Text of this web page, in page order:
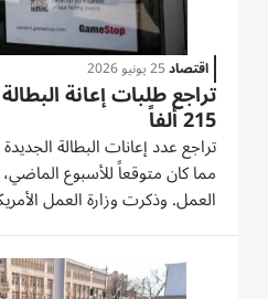
اقتصاد25 يونيو 2026
تراجع طلبات إعانة
215 ألفاً
تراجع عدد إعانات ‌البطالة
⁠مما كان متوقعاً ‌للأسبوع
العمل. وذكرت وزارة ‌العمل
ألف طلب إلى 215
العوامل...